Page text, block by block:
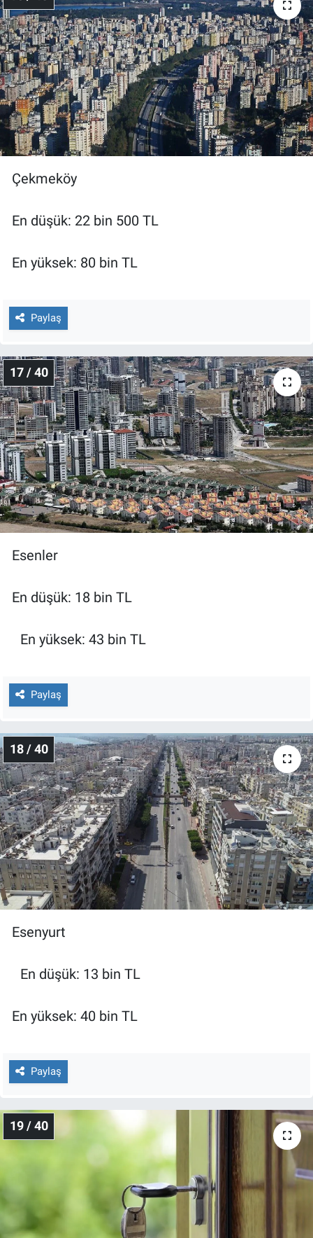
Çekmeköy
En düşük: 22 bin 500 TL
En yüksek: 80 bin TL
Paylaş
17 / 40
Esenler
En düşük: 18 bin TL
En yüksek: 43 bin TL
Paylaş
18 / 40
Esenyurt
En düşük: 13 bin TL
En yüksek: 40 bin TL
Paylaş
19 / 40